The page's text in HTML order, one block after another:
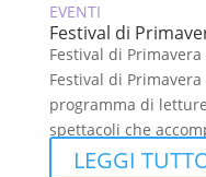
EVENTI
Festival di
Festival di
Festival di
programma di
spettacoli che
LEGGI